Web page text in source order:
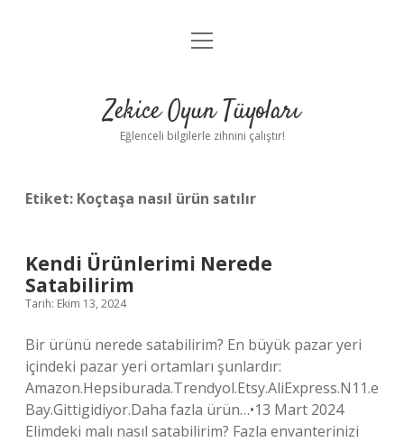
Anasayfa
Yasal Uyarı
menüyü
Zekice Oyun Tüyoları
Eğlenceli bilgilerle zihnini çalıştır!
Etiket: Koçtaşa nasıl ürün satılır
Kendi Ürünlerimi Nerede
Satabilirim
Tarih: Ekim 13, 2024
Bir ürünü nerede satabilirim? En büyük pazar yeri
içindeki pazar yeri ortamları şunlardır:
Amazon.Hepsiburada.Trendyol.Etsy.AliExpress.N11.e
Bay.Gittigidiyor.Daha fazla ürün…•13 Mart 2024
Elimdeki malı nasıl satabilirim? Fazla envanterinizi